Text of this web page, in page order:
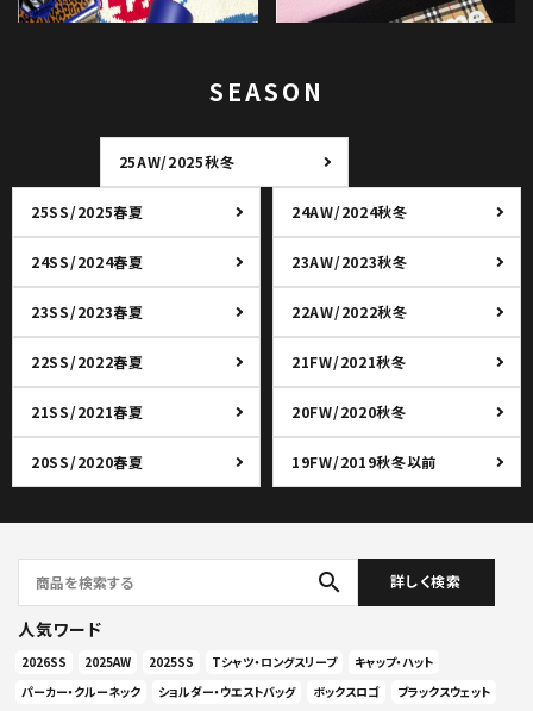
SEASON
25AW/2025秋冬
25SS/2025春夏 24AW/2024秋冬
24SS/2024春夏 23AW/2023秋冬
23SS/2023春夏 22AW/2022秋冬
22SS/2022春夏 21FW/2021秋冬
21SS/2021春夏 20FW/2020秋冬
20SS/2020春夏 19FW/2019秋冬以前
search 詳しく検索
人気ワード
2026SS 2025AW 2025SS Tシャツ・ロングスリーブ
キャップ・ハット
パーカー・クルーネック
ショルダー・ウエストバッグ ボックスロゴ ブラックスウェット